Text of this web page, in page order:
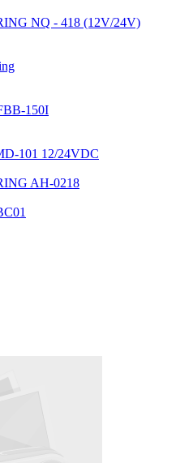
NQ - 418 (12V/24V)
150I
101 12/24VDC
AH-0218